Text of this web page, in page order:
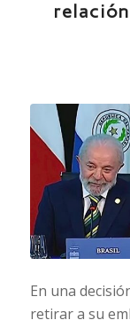
En una
retirar a su